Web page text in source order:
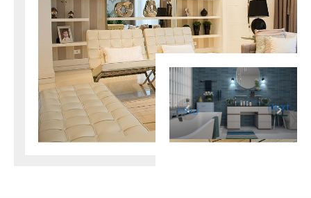
Next
Prev